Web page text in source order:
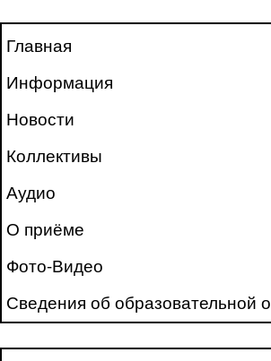
Главная
Информация
Новости
Коллективы
Аудио
О приёме
Фото-Видео
Сведения об образовательной